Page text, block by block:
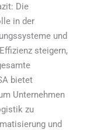
Die
in der
und
steigern,
bietet
Unternehmen
zu
und